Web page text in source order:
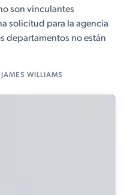
son vinculantes
solicitud para la agencia
departamentos no están
JAMES WILLIAMS